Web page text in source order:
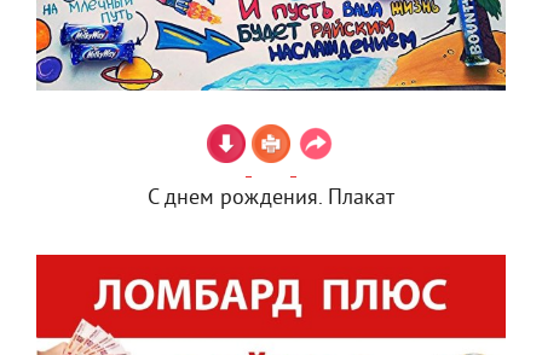
С днем рождения. Плакат